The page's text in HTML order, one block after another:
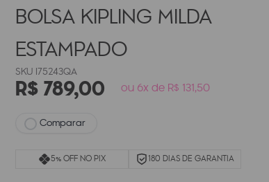
BOLSA KIPLING MILDA
ESTAMPADO
I75243QA
R$789,00 ou 6x de R$ 131,50
Comparar
5% OFF NO PIX 180 DIAS DE GARANTIA